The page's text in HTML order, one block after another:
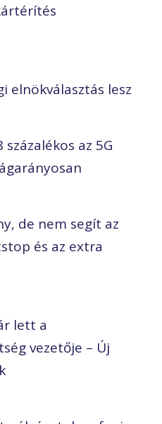
elnökválasztás lesz
az 5G
de nem segít az
és az extra
lett a
vezetője – Új